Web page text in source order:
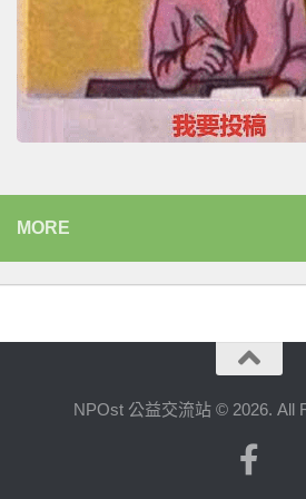
MORE
NPOst 公益交流站 © 2026. All